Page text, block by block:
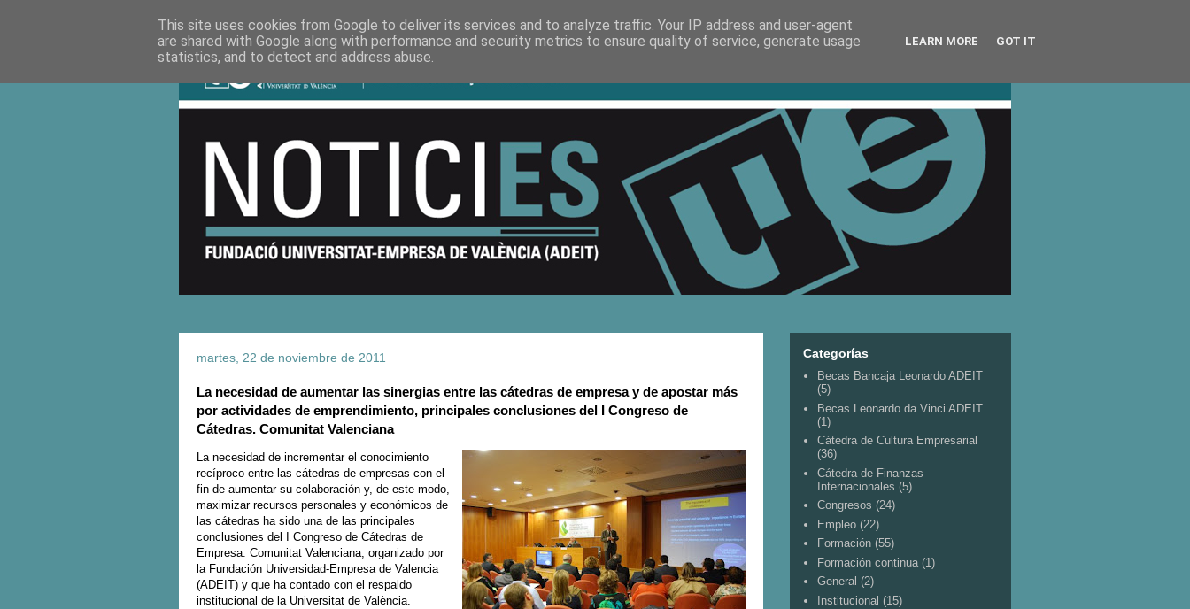
martes, 22 de noviembre de 2011
La necesidad de aumentar las sinergias entre las cátedras de empresa y de apostar más
por actividades de emprendimiento, principales conclusiones del I Congreso de
Cátedras. Comunitat Valenciana
La necesidad de incrementar el conocimiento
recíproco entre las cátedras de empresas con el
fin de aumentar su colaboración y, de este modo,
maximizar recursos personales y económicos de
las cátedras ha sido una de las principales
conclusiones del I Congreso de Cátedras de
Empresa: Comunitat Valenciana, organizado por
la Fundación Universidad-Empresa de Valencia
(ADEIT) y que ha contado con el respaldo
institucional de la Universitat de València.
Categorías
Becas Bancaja Leonardo ADEIT
(5)
Becas Leonardo da Vinci ADEIT
(1)
Cátedra de Cultura Empresarial
(36)
Cátedra de Finanzas
Internacionales (5)
Congresos (24)
Empleo (22)
Formación (55)
Formación continua (1)
General (2)
Institucional (15)
This site uses cookies from Google to deliver its services and to analyze traffic. Your IP address and user-agent
are shared with Google along with performance and security metrics to ensure quality of service, generate usage
statistics, and to detect and address abuse.
LEARN MORE GOT IT